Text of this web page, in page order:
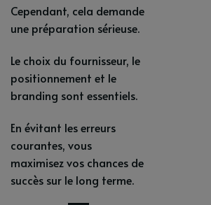
Cependant, cela demande
une préparation sérieuse.
Le choix du fournisseur, le
positionnement et le
branding sont essentiels.
En évitant les erreurs
courantes, vous
maximisez vos chances de
succès sur le long terme.